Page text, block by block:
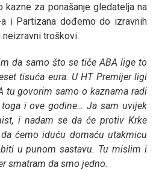
kazne za ponašanje gledatelja na
i Partizana dođemo do izravnih
neizravni troškovi.
da samo što se tiče ABA lige to
tisuća eura. U HT Premijer ligi
tu govorim samo o kaznama radi
i ove godine… Ja sam uvijek
i nadam se da će protiv Krke
ćemo iduću domaću utakmicu
u punom sastavu. Tu mislim i
smatram da smo jedno.